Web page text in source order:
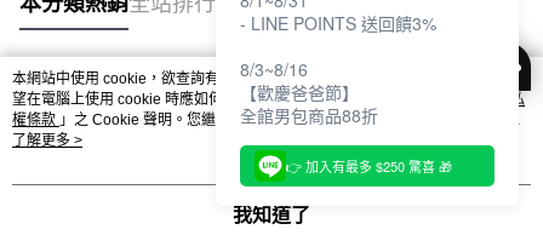
熱門標籤
本網站中使用 cookie，欲查詢有關本網站使用 cookie 方式之詳情，及若您不希
望在電腦上使用 cookie 時應如何變更電腦的 cookie 設定，請參閱本網站「
隱私
權條款 」之 Cookie 聲明。您繼續使用本網站即表示您同意本公司得按本網站使
用條款之 Cookie 聲明使用 cookie。
了解更多 >
我知道了
- LINE POINTS 送回饋3%
8/3~8/16
【歡慶爸爸節】
全館男包商品88折
👉 加入有最多 $250 驚喜 🎁